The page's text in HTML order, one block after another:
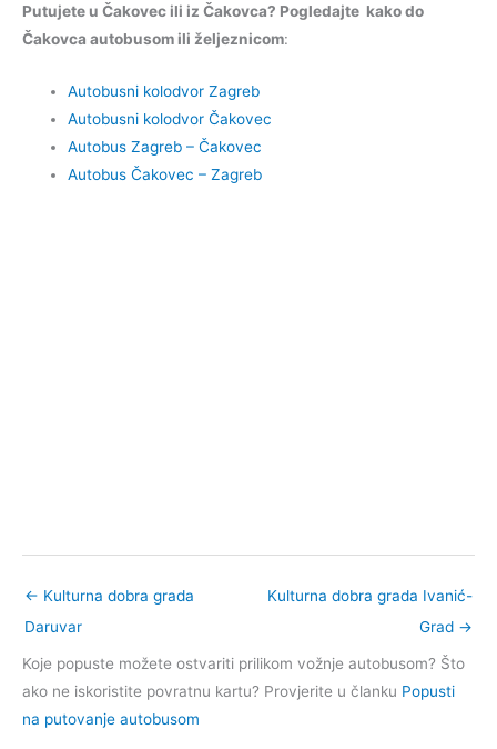
Putujete u Čakovec ili iz Čakovca? Pogledajte kako do
Čakovca autobusom ili željeznicom:
Autobusni kolodvor Zagreb
Autobusni kolodvor Čakovec
Autobus Zagreb – Čakovec
Autobus Čakovec – Zagreb
← Kulturna dobra grada
Daruvar
Kulturna dobra grada Ivanić-
Grad →
Koje popuste možete ostvariti prilikom vožnje autobusom? Što
ako ne iskoristite povratnu kartu? Provjerite u članku Popusti
na putovanje autobusom